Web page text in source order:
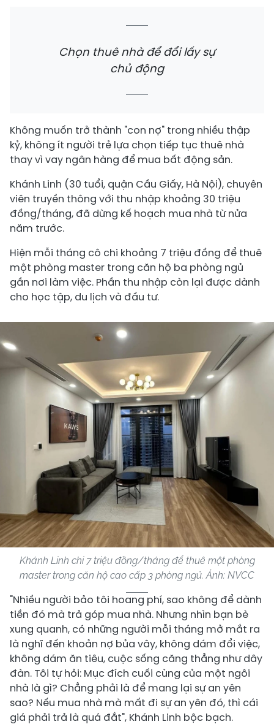
Chọn thuê nhà để đổi lấy sự
chủ động
Không muốn trở thành "con nợ" trong nhiều thập
kỷ, không ít người trẻ lựa chọn tiếp tục thuê nhà
thay vì vay ngân hàng để mua bất động sản.
Khánh Linh (30 tuổi, quận Cầu Giấy, Hà Nội), chuyên
viên truyền thông với thu nhập khoảng 30 triệu
đồng/tháng, đã dừng kế hoạch mua nhà từ nửa
năm trước.
Hiện mỗi tháng cô chi khoảng 7 triệu đồng để thuê
một phòng master trong căn hộ ba phòng ngủ
gần nơi làm việc. Phần thu nhập còn lại được dành
cho học tập, du lịch và đầu tư.
Khánh Linh chi 7 triệu đồng/tháng để thuê một phòng
master trong căn hộ cao cấp 3 phòng ngủ. Ảnh: NVCC
"Nhiều người bảo tôi hoang phí, sao không để dành
tiền đó mà trả góp mua nhà. Nhưng nhìn bạn bè
xung quanh, có những người mỗi tháng mở mắt ra
là nghĩ đến khoản nợ bủa vây, không dám đổi việc,
không dám ăn tiêu, cuộc sống căng thẳng như dây
đàn. Tôi tự hỏi: Mục đích cuối cùng của một ngôi
nhà là gì? Chẳng phải là để mang lại sự an yên
sao? Nếu mua nhà mà mất đi sự an yên đó, thì cái
giá phải trả là quá đắt", Khánh Linh bộc bạch.